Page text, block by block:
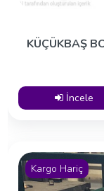
KÜÇÜKBAŞ
İncele
Kargo Hariç